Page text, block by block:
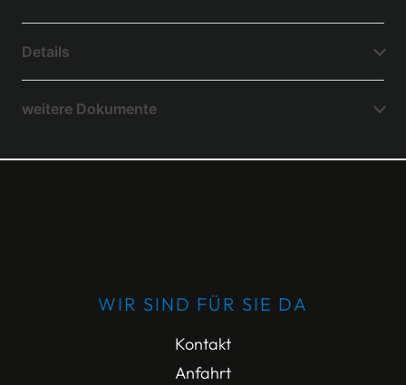
Details
weitere Dokumente
WIR SIND FÜR SIE DA
Kontakt
Anfahrt